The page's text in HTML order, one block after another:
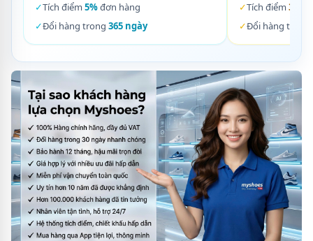
✓Tích điểm 5%đơn hàng
✓Đổi hàng trong 365 ngày
✓Tích điểm 3%
✓Đổi hàng trong